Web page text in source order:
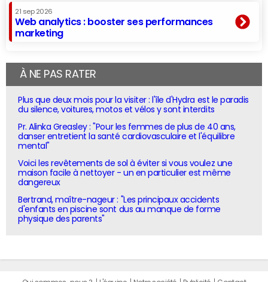
21 sep 2026
Web analytics : booster ses performances
marketing
À NE PAS RATER
Plus que deux mois pour la visiter : l'île d'Hydra est le paradis
du silence, voitures, motos et vélos y sont interdits
Pr. Alinka Greasley : "Pour les femmes de plus de 40 ans,
danser entretient la santé cardiovasculaire et l'équilibre
mental"
Voici les revêtements de sol à éviter si vous voulez une
maison facile à nettoyer - un en particulier est même
dangereux
Bertrand, maître-nageur : "Les principaux accidents
d'enfants en piscine sont dus au manque de forme
physique des parents"